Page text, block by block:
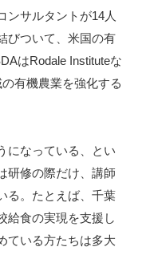
ンサルタントが14人
びついて、米国の有
はRodale Instituteな
有機農業を強化する
になっている、とい
研修の際だけ、講師
る。たとえば、千葉
給食の実現を支援し
ている方たちは多大